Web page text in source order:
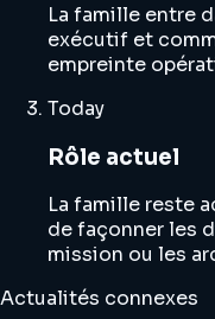
La famille entre
exécutif et
empreinte
Today
Rôle actuel
La famille reste
de façonner les
mission ou les
Actualités connexes